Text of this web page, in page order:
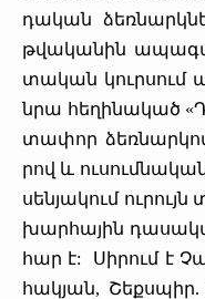
դա­կան
թվա­կա­նին
տա­կան կուր­սում
նրա հե­ղի­նա­կած
տա­փոր
րով և­
սեն­յա­կում
խար­հա­յին
հար է: ­Սի­րում է
հակ­յան,